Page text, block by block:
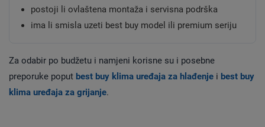
postoji li ovlaštena montaža i servisna podrška
ima li smisla uzeti best buy model ili premium seriju
Za odabir po budžetu i namjeni korisne su i posebne
preporuke poput best buy klima uređaja za hlađenje i best buy
klima uređaja za grijanje.